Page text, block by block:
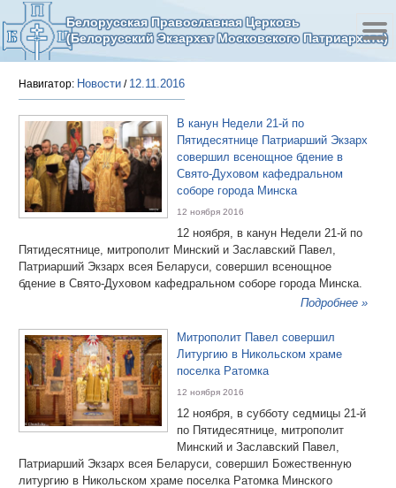
Белорусская Православная Церковь
(Белорусский Экзархат Московского Патриархата)
Навигатор: Новости / 12.11.2016
В канун Недели 21-й по
Пятидесятнице Патриарший Экзарх
совершил всенощное бдение в
Свято-Духовом кафедральном
соборе города Минска
12 ноября 2016
12 ноября, в канун Недели 21-й по
Пятидесятнице, митрополит Минский и Заславский Павел,
Патриарший Экзарх всея Беларуси, совершил всенощное
бдение в Свято-Духовом кафедральном соборе города Минска.
Подробнее »
Митрополит Павел совершил
Литургию в Никольском храме
поселка Ратомка
12 ноября 2016
12 ноября, в субботу седмицы 21-й
по Пятидесятнице, митрополит
Минский и Заславский Павел,
Патриарший Экзарх всея Беларуси, совершил Божественную
литургию в Никольском храме поселка Ратомка Минского